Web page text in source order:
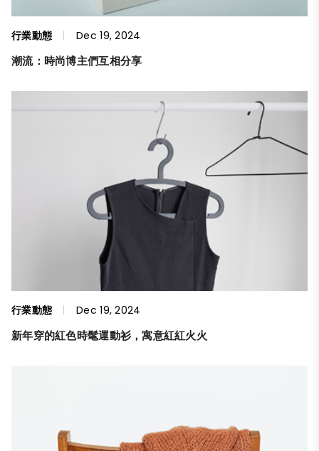
行業動態 Dec 19, 2024
潮流：時尚博主們互相分享
行業動態 Dec 19, 2024
新年穿的紅色時髦運動衫，寓意紅紅火火